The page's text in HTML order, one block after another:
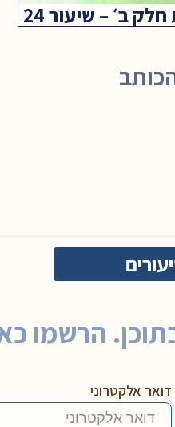
ב׳ – שיעור 24
הרשמו
דואר אלקטרוני